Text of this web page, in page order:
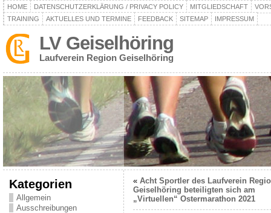
HOME DATENSCHUTZERKLÄRUNG / PRIVACY POLICY MITGLIEDSCHAFT
TRAINING
AKTUELLES UND TERMINE FEEDBACK SITEMAP IMPRESSUM
LV Geiselhöring
Laufverein Region Geiselhöring
Kategorien
Allgemein
Ausschreibungen
« Acht Sportler des Laufverein
Geiselhöring beteiligten sich am
„Virtuellen“ Ostermarathon 2021